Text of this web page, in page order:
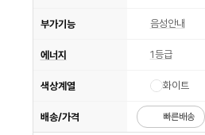
부가기능 음성안내
에너지 1등급
색상계열 화이트
배송/가격 빠른배송